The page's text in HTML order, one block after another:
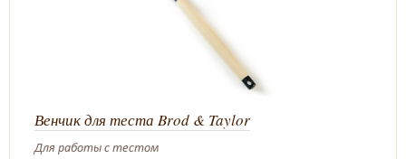
Венчик для теста Brod & Taylor
Для работы с тестом